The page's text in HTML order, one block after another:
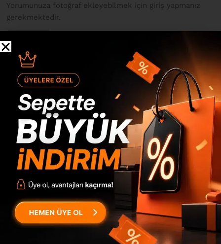
Future Tv Ünitesi FR9-A Çam
için 13 değerlendirme
Yalnızca resimlerle
D** A** (doğrulanmış kullanıcı) 16/08/2022
Çok güzel bir ürün
0 0
B** Y** (doğrulanmış kullanıcı) 27/06/2022
Yorumunuza fotoğraf ekleyebilmek için giriş yapmanız
gerekmektedir.